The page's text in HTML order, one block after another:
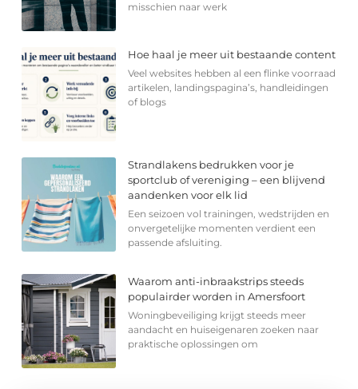
misschien naar werk
Hoe haal je meer uit bestaande content
Veel websites hebben al een flinke voorraad
artikelen, landingspagina’s, handleidingen
of blogs
Strandlakens bedrukken voor je
sportclub of vereniging – een blijvend
aandenken voor elk lid
Een seizoen vol trainingen, wedstrijden en
onvergetelijke momenten verdient een
passende afsluiting.
Waarom anti-inbraakstrips steeds
populairder worden in Amersfoort
Woningbeveiliging krijgt steeds meer
aandacht en huiseigenaren zoeken naar
praktische oplossingen om